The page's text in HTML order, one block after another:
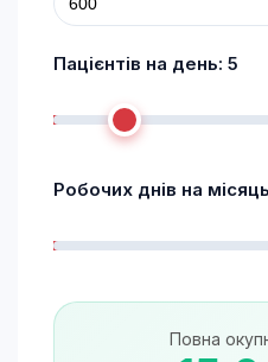
Пацієнтів на день: 5
Робочих днів на
Повна